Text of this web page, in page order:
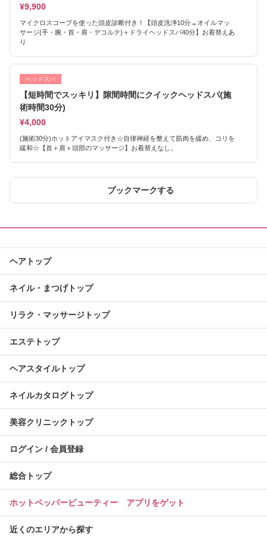
¥9,900
マイクロスコープを使った頭皮診断付き！【頭皮洗浄10分→オイルマッ
サージ(手・腕・首・肩・デコルテ)＋ドライヘッドスパ40分】お着替えあ
り
ヘッドスパ
【短時間でスッキリ】隙間時間にクイックヘッドスパ(施
術時間30分)
¥4,000
(施術30分)ホットアイマスク付き☆自律神経を整えて筋肉を緩め、コリを
緩和☆【首＋肩＋頭部のマッサージ】お着替えなし。
ブックマークする
ヘアトップ
ネイル・まつげトップ
リラク・マッサージトップ
エステトップ
ヘアスタイルトップ
ネイルカタログトップ
美容クリニックトップ
ログイン / 会員登録
総合トップ
ホットペッパービューティー アプリをゲット
近くのエリアから探す